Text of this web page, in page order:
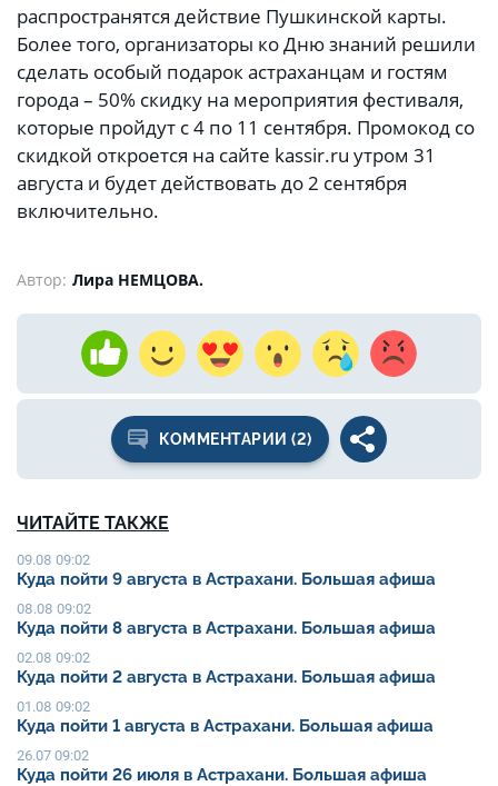
распространятся действие Пушкинской карты.
Более того, организаторы ко Дню знаний решили
сделать особый подарок астраханцам и гостям
города – 50% скидку на мероприятия фестиваля,
которые пройдут с 4 по 11 сентября. Промокод со
скидкой откроется на сайте kassir.ru утром 31
августа и будет действовать до 2 сентября
включительно.
Автор: Лира НЕМЦОВА.
КОММЕНТАРИИ (2)
ЧИТАЙТЕ ТАКЖЕ
09.08 09:02
Куда пойти 9 августа в Астрахани. Большая афиша
08.08 09:02
Куда пойти 8 августа в Астрахани. Большая афиша
02.08 09:02
Куда пойти 2 августа в Астрахани. Большая афиша
01.08 09:02
Куда пойти 1 августа в Астрахани. Большая афиша
26.07 09:02
Куда пойти 26 июля в Астрахани. Большая афиша